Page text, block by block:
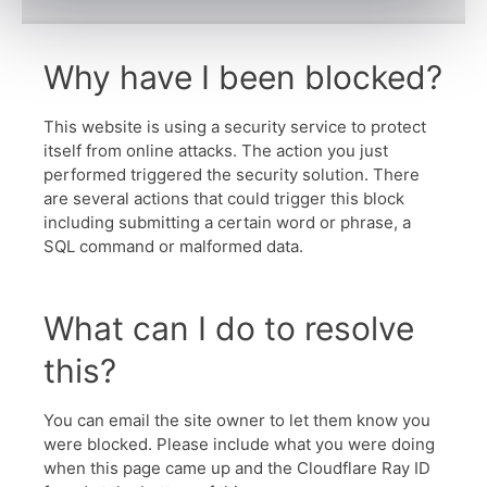
Why have I been blocked?
This website is using a security service to protect
itself from online attacks. The action you just
performed triggered the security solution. There
are several actions that could trigger this block
including submitting a certain word or phrase, a
SQL command or malformed data.
What can I do to resolve
this?
You can email the site owner to let them know you
were blocked. Please include what you were doing
when this page came up and the Cloudflare Ray ID